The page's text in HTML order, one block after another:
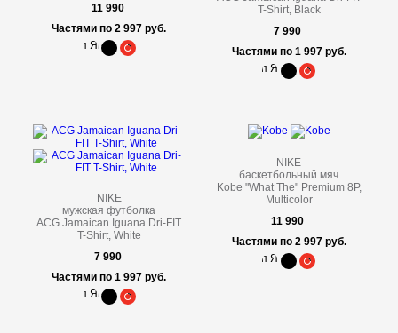
11 990
Частями по 2 997 руб.
T-Shirt, Black
7 990
Частями по 1 997 руб.
NIKE
мужская футболка
ACG Jamaican Iguana Dri-FIT
T-Shirt, White
7 990
Частями по 1 997 руб.
NIKE
баскетбольный мяч
Kobe "What The" Premium 8P,
Multicolor
11 990
Частями по 2 997 руб.